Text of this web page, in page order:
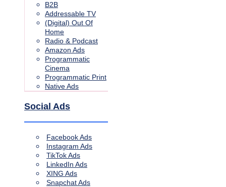
B2B
Addressable TV
(Digital) Out Of
Home
Radio & Podcast
Amazon Ads
Programmatic
Cinema
Programmatic Print
Native Ads
Social Ads
Facebook Ads
Instagram Ads
TikTok Ads
LinkedIn Ads
XING Ads
Snapchat Ads